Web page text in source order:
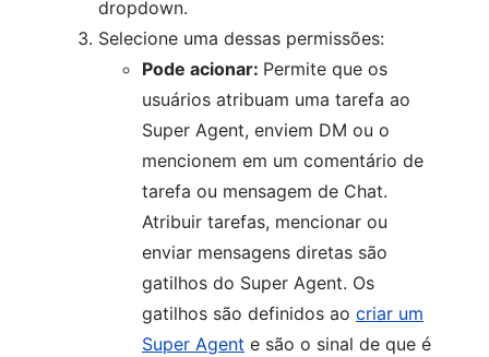
dropdown.
Selecione uma dessas permissões:
Pode acionar: Permite que os
usuários atribuam uma tarefa ao
Super Agent, enviem DM ou o
mencionem em um comentário de
tarefa ou mensagem de Chat.
Atribuir tarefas, mencionar ou
enviar mensagens diretas são
gatilhos do Super Agent. Os
gatilhos são definidos ao criar um
Super Agent e são o sinal de que é